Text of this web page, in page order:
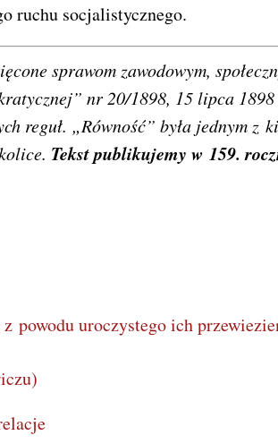
ruchu socjalistycznego.
sprawom zawodowym,
nr 20/1898, 15 lipca 1898
reguł. „Równość” była jednym z
Tekst publikujemy w 159.
powodu uroczystego ich